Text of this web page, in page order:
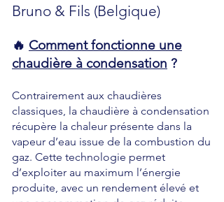
Bruno & Fils (Belgique)
🔥 Comment fonctionne une
chaudière à condensation ?
Contrairement aux chaudières
classiques, la chaudière à condensation
récupère la chaleur présente dans la
vapeur d’eau issue de la combustion du
gaz. Cette technologie permet
d’exploiter au maximum l’énergie
produite, avec un rendement élevé et